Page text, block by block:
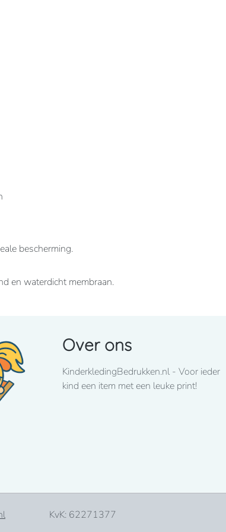
bescherming.
en waterdicht membraan.
en 1 zak met rits op de linkermouw
Over ons
KinderkledingBedrukken.nl - Voor ieder
kind een item met een leuke print!
KvK: 62271377